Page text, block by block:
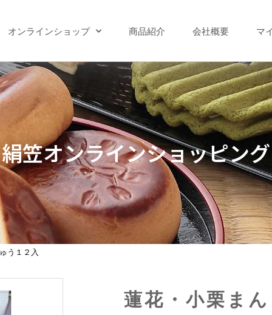
オンラインショップ 商品紹介 会社概要 マ
絹笠オンラインショッピング
う１２入
蓮花・小栗ま